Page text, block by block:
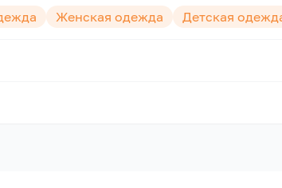
Женская одежда Детская